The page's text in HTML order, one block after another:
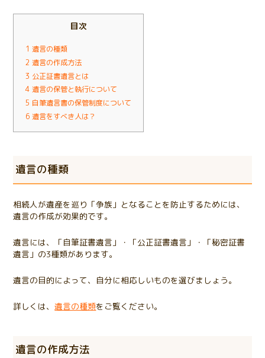
目次
1 遺言の種類
2 遺言の作成方法
3 公正証書遺言とは
4 遺言の保管と執行について
5 自筆遺言書の保管制度について
6 遺言をすべき人は？
遺言の種類
相続人が遺産を巡り「争族」となることを防止するためには、
遺言の作成が効果的です。
遺言には、「自筆証書遺言」・「公正証書遺言」・「秘密証書
遺言」の3種類があります。
遺言の目的によって、自分に相応しいものを選びましょう。
詳しくは、遺言の種類をご覧ください。
遺言の作成方法